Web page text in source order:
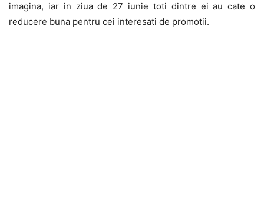
imagina, iar in ziua de 27 iunie toti dintre ei au cate o
reducere buna pentru cei interesati de promotii.